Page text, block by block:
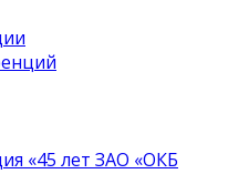
«45 лет ЗАО «ОКБ